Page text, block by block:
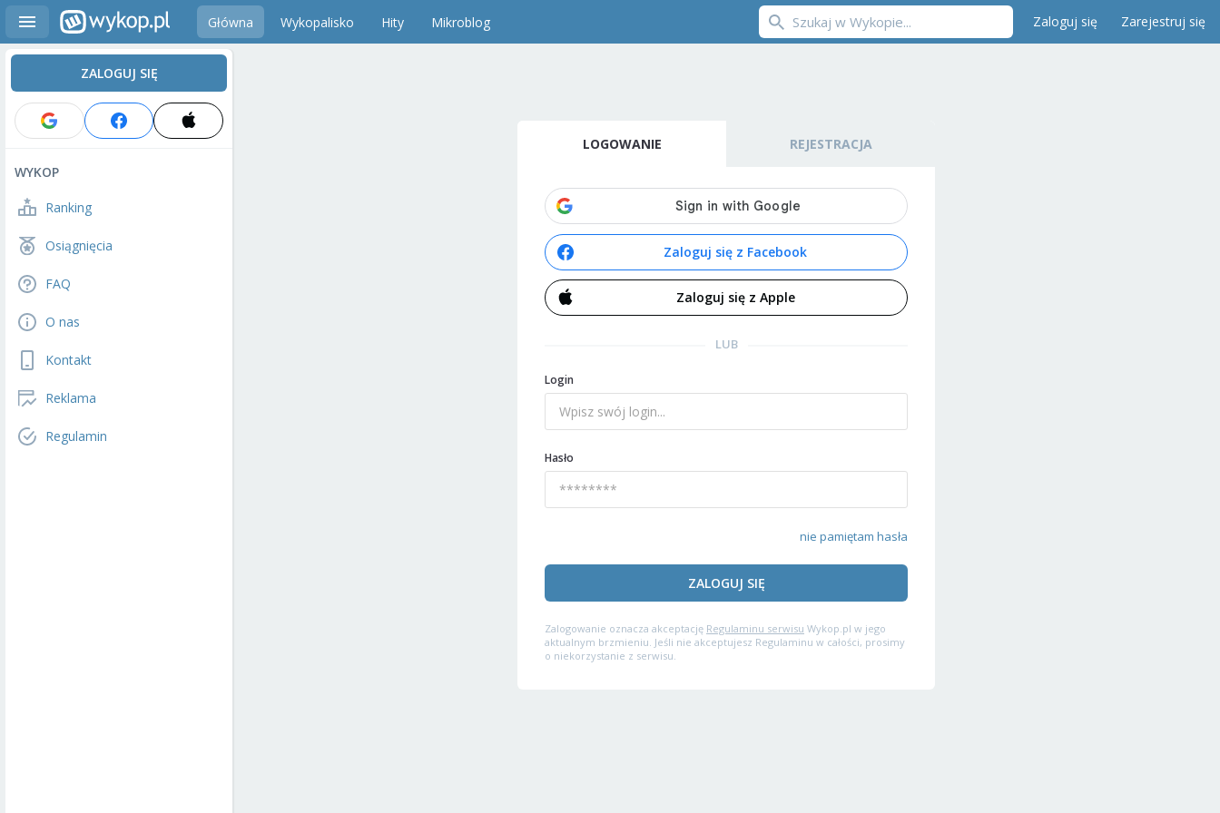
Główna Wykopalisko Hity Mikroblog Zaloguj się Zarejestruj się
ZALOGUJ SIĘ
WYKOP
Ranking
Osiągnięcia
FAQ
O nas
Kontakt
Reklama
Regulamin
LOGOWANIE REJESTRACJA
Zaloguj się z Facebook
Zaloguj się z Apple
LUB
Login
Hasło
nie pamiętam hasła
ZALOGUJ SIĘ
Zalogowanie oznacza akceptację Regulaminu serwisu Wykop.pl w jego
aktualnym brzmieniu. Jeśli nie akceptujesz Regulaminu w całości, prosimy
o niekorzystanie z serwisu.